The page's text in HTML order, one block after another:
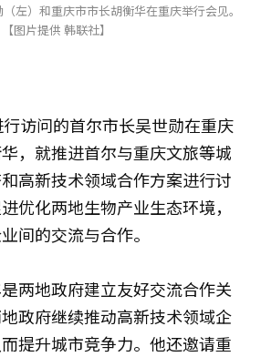
左）和重庆市市长胡衡华在重庆举行会见。
【图片提供 韩联社】
访问的首尔市长吴世勋在重庆
，就推进首尔与重庆文旅等城
高新技术领域合作方案进行讨
优化两地生物产业生态环境，
间的交流与合作。
两地政府建立友好交流合作关
政府继续推动高新技术领域企
提升城市竞争力。他还邀请重